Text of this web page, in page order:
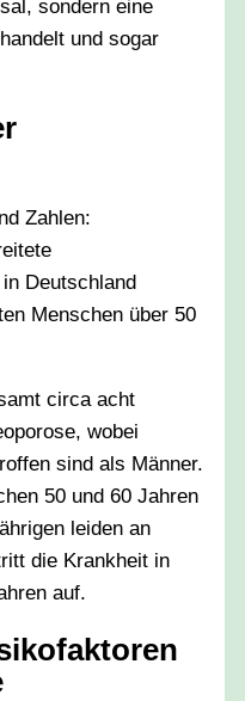
sondern eine
und sogar
Zahlen:
Deutschland
Menschen über 50
circa acht
wobei
sind als Männer.
50 und 60 Jahren
leiden an
die Krankheit in
auf.